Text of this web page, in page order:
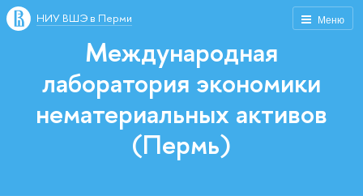
Меню
НИУ ВШЭ в Перми
Международная
лаборатория экономики
нематериальных активов
(Пермь)